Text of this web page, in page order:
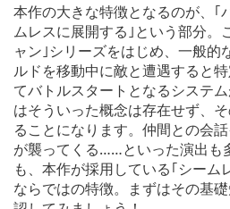
本作の大きな特徴となるのが、｢
ムレスに展開する｣という部分。
ャン｣シリーズをはじめ、一般的
ルドを移動中に敵と遭遇すると
てバトルスタートとなるシステ
はそういった概念は存在せず、
ることになります。仲間との会
が襲ってくる……といった演出も
も、本作が採用している｢シーム
ならではの特徴。まずはその基